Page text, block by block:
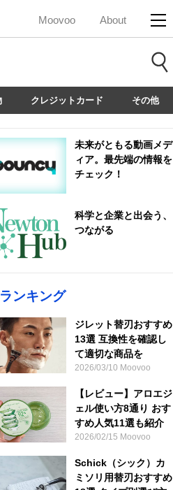
Moovoo About
クレジットカード その他
未来がともる動画メデ
ィア。最先端の情報を
チェック！
科学と企業と出会う、
つながる
ランキング
ジレット替刃おすすめ
13選 互換性を確認し
て適切な商品を
2026/03/10 Moovoo
【レビュー】アロエジ
ェル使い方8通り おす
すめ人気11選も紹介
2026/02/15 Moovoo
Schick（シック）カ
ミソリ用替刃おすすめ